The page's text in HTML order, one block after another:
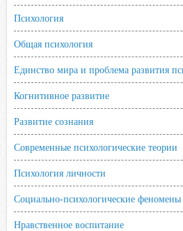
n
Психология
Общая психология
Единство мира и проблема развития
Когнитивное развитие
Развитие сознания
Современные психологические теории
Психология личности
Социально-психологические феномены
Нравственное воспитание